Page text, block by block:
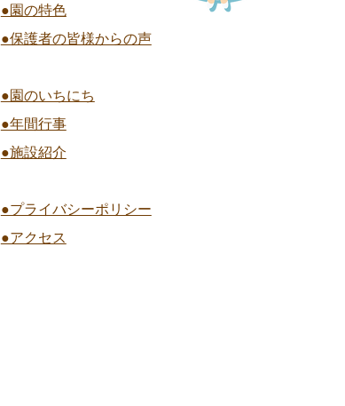
●園の特色
●保護者の皆様からの声
●園のいちにち
●年間行事
●施設紹介
●プライバシーポリシー
●アクセス